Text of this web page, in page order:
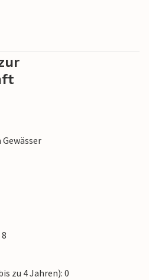
zu 4 Jahren): 0